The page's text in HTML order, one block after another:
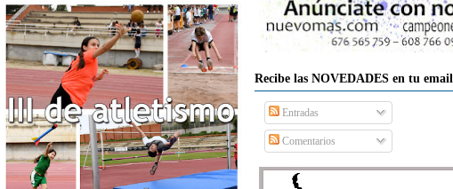
Recibe las NOVEDADES en tu email
Entradas
Comentarios